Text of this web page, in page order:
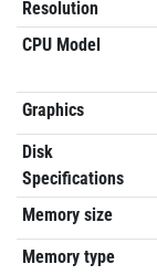
Resolution
CPU Model
Graphics
Disk
Specifications
Memory size
Memory type